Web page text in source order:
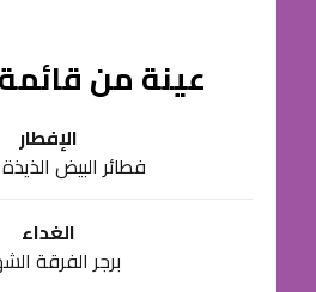
عينة من
الإفطار
فطائر البيض
الغداء
برجر الفرقة